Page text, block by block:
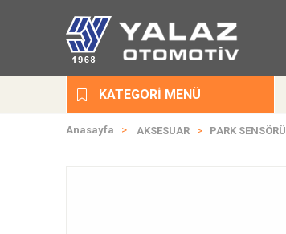
KATEGORI MENÜ
Anasayfa AKSESUAR PARK SENSÖRÜ